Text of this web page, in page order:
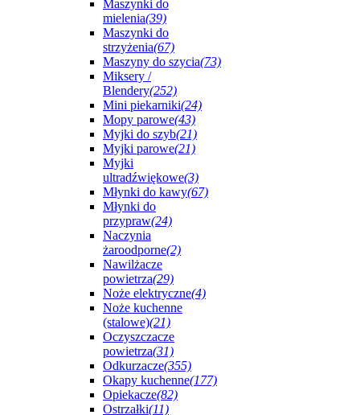
Maszynki do
mielenia(39)
Maszynki do
strzyżenia(67)
Maszyny do szycia(73)
Miksery /
Blendery(252)
Mini piekarniki(24)
Mopy parowe(43)
Myjki do szyb(21)
Myjki parowe(21)
Myjki
ultradźwiękowe(3)
Młynki do kawy(67)
Młynki do
przypraw(24)
Naczynia
żaroodporne(2)
Nawilżacze
powietrza(29)
Noże elektryczne(4)
Noże kuchenne
(stalowe)(21)
Oczyszczacze
powietrza(31)
Odkurzacze(355)
Okapy kuchenne(177)
Opiekacze(82)
Ostrzałki(11)